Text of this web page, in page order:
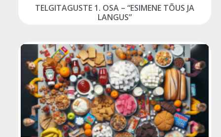
TELGITAGUSTE 1. OSA – “ESIMENE TÕUS JA
LANGUS”